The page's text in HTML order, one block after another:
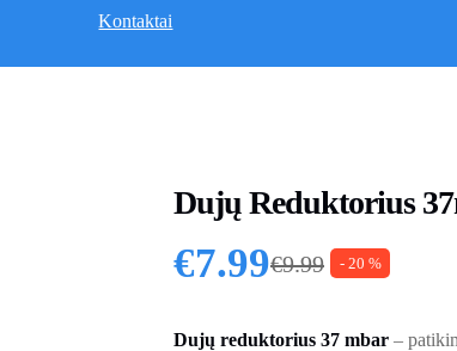
Kontaktai
Dujų Reduktorius
€9.99
Original price
€7.99
Current price
- 20 %
Dujų reduktorius 37 mbar –